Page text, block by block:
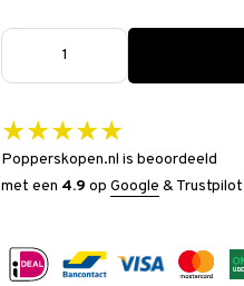
★★★★★
Popperskopen.nl is beoordeeld
met een 4.9 opGoogle & Trustpilot